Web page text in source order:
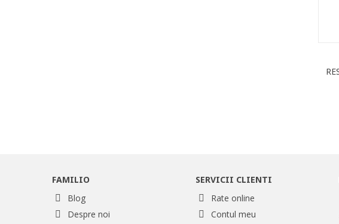
FAMILIO
Blog
Despre noi
SERVICII CLIENTI
Rate online
Contul meu